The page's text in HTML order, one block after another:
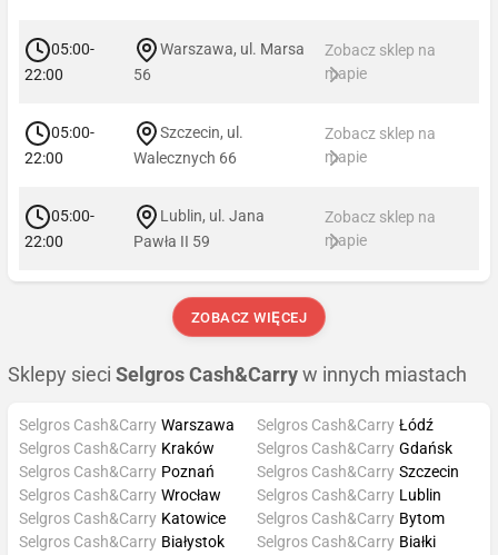
05:00-
22:00
Warszawa, ul. Marsa
56
Zobacz sklep na
mapie
05:00-
22:00
Szczecin, ul.
Walecznych 66
Zobacz sklep na
mapie
05:00-
22:00
Lublin, ul. Jana
Pawła II 59
Zobacz sklep na
mapie
ZOBACZ WIĘCEJ
Sklepy sieci Selgros Cash&Carry w innych miastach
Selgros Cash&Carry Warszawa
Selgros Cash&Carry Kraków
Selgros Cash&Carry Poznań
Selgros Cash&Carry Wrocław
Selgros Cash&Carry Łódź
Selgros Cash&Carry Gdańsk
Selgros Cash&Carry Szczecin
Selgros Cash&Carry Lublin
Selgros Cash&Carry Katowice
Selgros Cash&Carry Białystok
Selgros Cash&Carry Bytom
Selgros Cash&Carry Białki